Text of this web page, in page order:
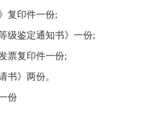
复印件一份;
级鉴定通知书》一份;
票复印件一份;
书》两份。
份